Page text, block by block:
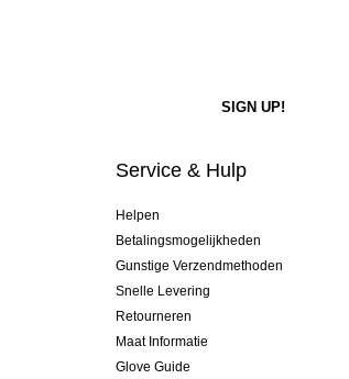
Service & Hulp
Helpen
Betalingsmogelijkheden
Gunstige Verzendmethoden
Snelle Levering
Retourneren
Maat Informatie
Glove Guide